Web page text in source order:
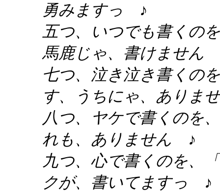
勇みますっ ♪
五つ、いつでも書くの
馬鹿じゃ、書けません
七つ、泣き泣き書くの
す、うちにゃ、ありま
八つ、ヤケで書くのを
れも、ありません ♪
九つ、心で書くのを、
クが、書いてますっ ♪